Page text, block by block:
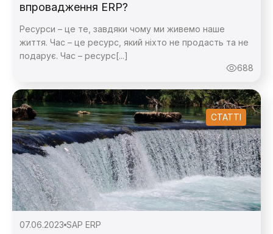
впровадження ERP?
Ресурси – це те, завдяки чому ми живемо наше
життя. Час – це ресурс, який ніхто не продасть та не
подарує. Час – ресурс[...]
688
СТАТТІ
07.06.2023 SAP ERP